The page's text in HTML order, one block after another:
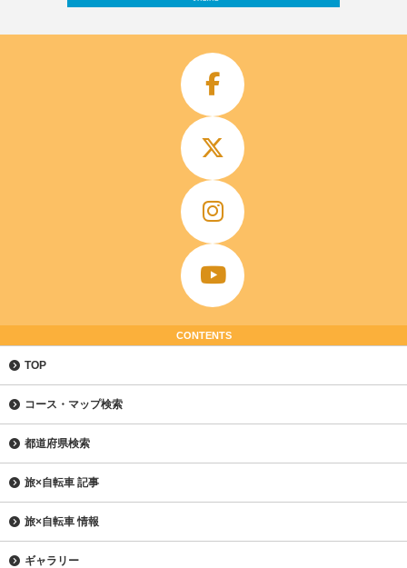
CONTENTS
TOP
コース・マップ検索
都道府県検索
旅×自転車 記事
旅×自転車 情報
ギャラリー